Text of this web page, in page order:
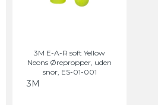
3M E-A-R soft Yellow
Neons Ørepropper, uden
snor, ES-01-001
3M